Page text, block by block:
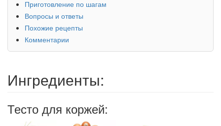
Приготовление по шагам
Вопросы и ответы
Похожие рецепты
Комментарии
Ингредиенты:
Тесто для коржей: